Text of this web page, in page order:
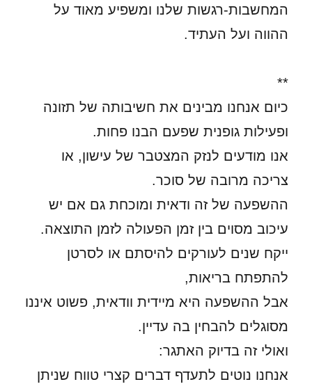
המחשבות-רגשות שלנו ומשפיע מאוד על
ההווה ועל העתיד.
**
כיום אנחנו מבינים את חשיבותה של תזונה
ופעילות גופנית שפעם הבנו פחות.
אנו מודעים לנזק המצטבר של עישון, או
צריכה מרובה של סוכר.
ההשפעה של זה ודאית ומוכחת גם אם יש
עיכוב מסוים בין זמן הפעולה לזמן התוצאה.
ייקח שנים לעורקים להיסתם או לסרטן
להתפתח בריאות,
אבל ההשפעה היא מיידית וודאית, פשוט איננו
מסוגלים להבחין בה עדיין.
ואולי זה בדיוק האתגר:
אנחנו נוטים לתעדף דברים קצרי טווח שניתן